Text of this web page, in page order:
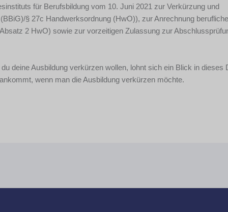
für Berufsbildung vom 10. Juni 2021 zur Verkürzung und
§ 27c Handwerksordnung (HwO)), zur Anrechnung
2 HwO) sowie zur vorzeitigen Zulassung zur
deine Ausbildung verkürzen wollen, lohnt sich ein Blick in dieses
wenn man die Ausbildung verkürzen möchte.